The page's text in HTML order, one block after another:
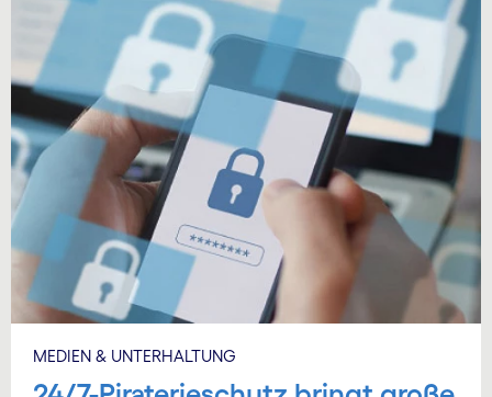
MEDIEN & UNTERHALTUNG